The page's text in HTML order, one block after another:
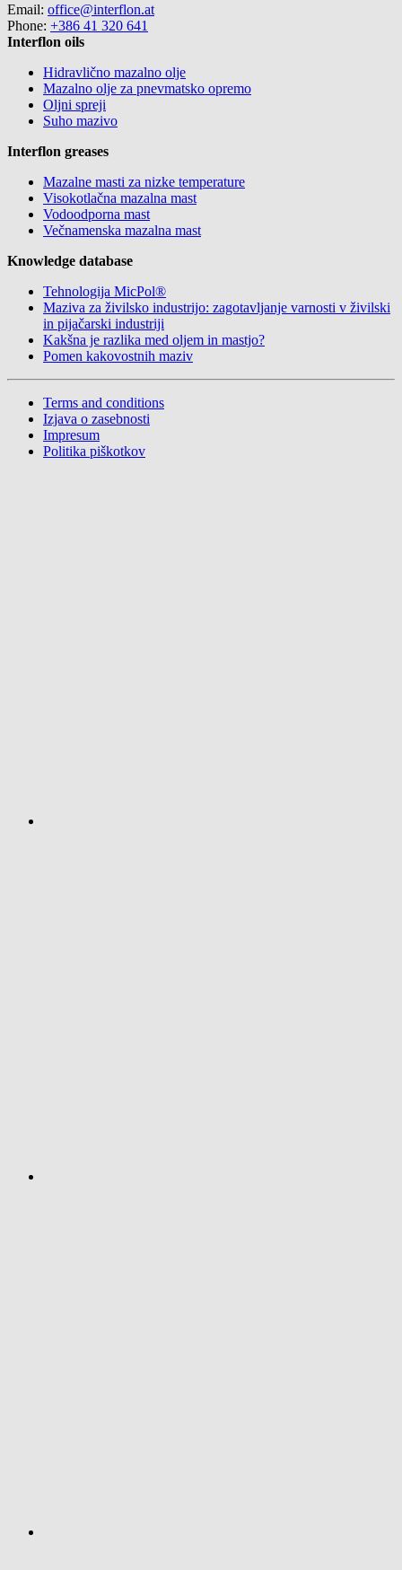
Email: office@interflon.at
Phone: +386 41 320 641
Interflon oils
Hidravlično mazalno olje
Mazalno olje za pnevmatsko opremo
Oljni spreji
Suho mazivo
Interflon greases
Mazalne masti za nizke temperature
Visokotlačna mazalna mast
Vodoodporna mast
Večnamenska mazalna mast
Knowledge database
Tehnologija MicPol®
Maziva za živilsko industrijo: zagotavljanje varnosti v živilski
in pijačarski industriji
Kakšna je razlika med oljem in mastjo?
Pomen kakovostnih maziv
Terms and conditions
Izjava o zasebnosti
Impresum
Politika piškotkov